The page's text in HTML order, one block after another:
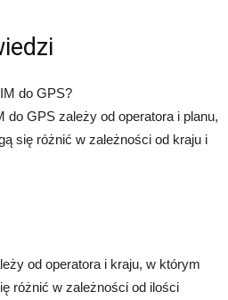
do GPS?
do GPS zależy od operatora i planu,
się różnić w zależności od kraju i
od operatora i kraju, w którym
różnić w zależności od ilości